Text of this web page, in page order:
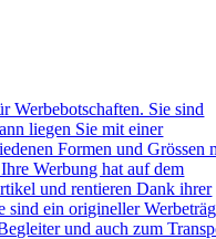
Werbebotschaften. Sie sind
liegen Sie mit einer
Formen und Grössen
Werbung hat auf dem
und rentieren Dank ihrer
sind ein origineller
und auch zum